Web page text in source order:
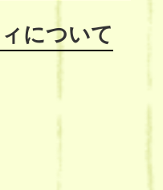
について